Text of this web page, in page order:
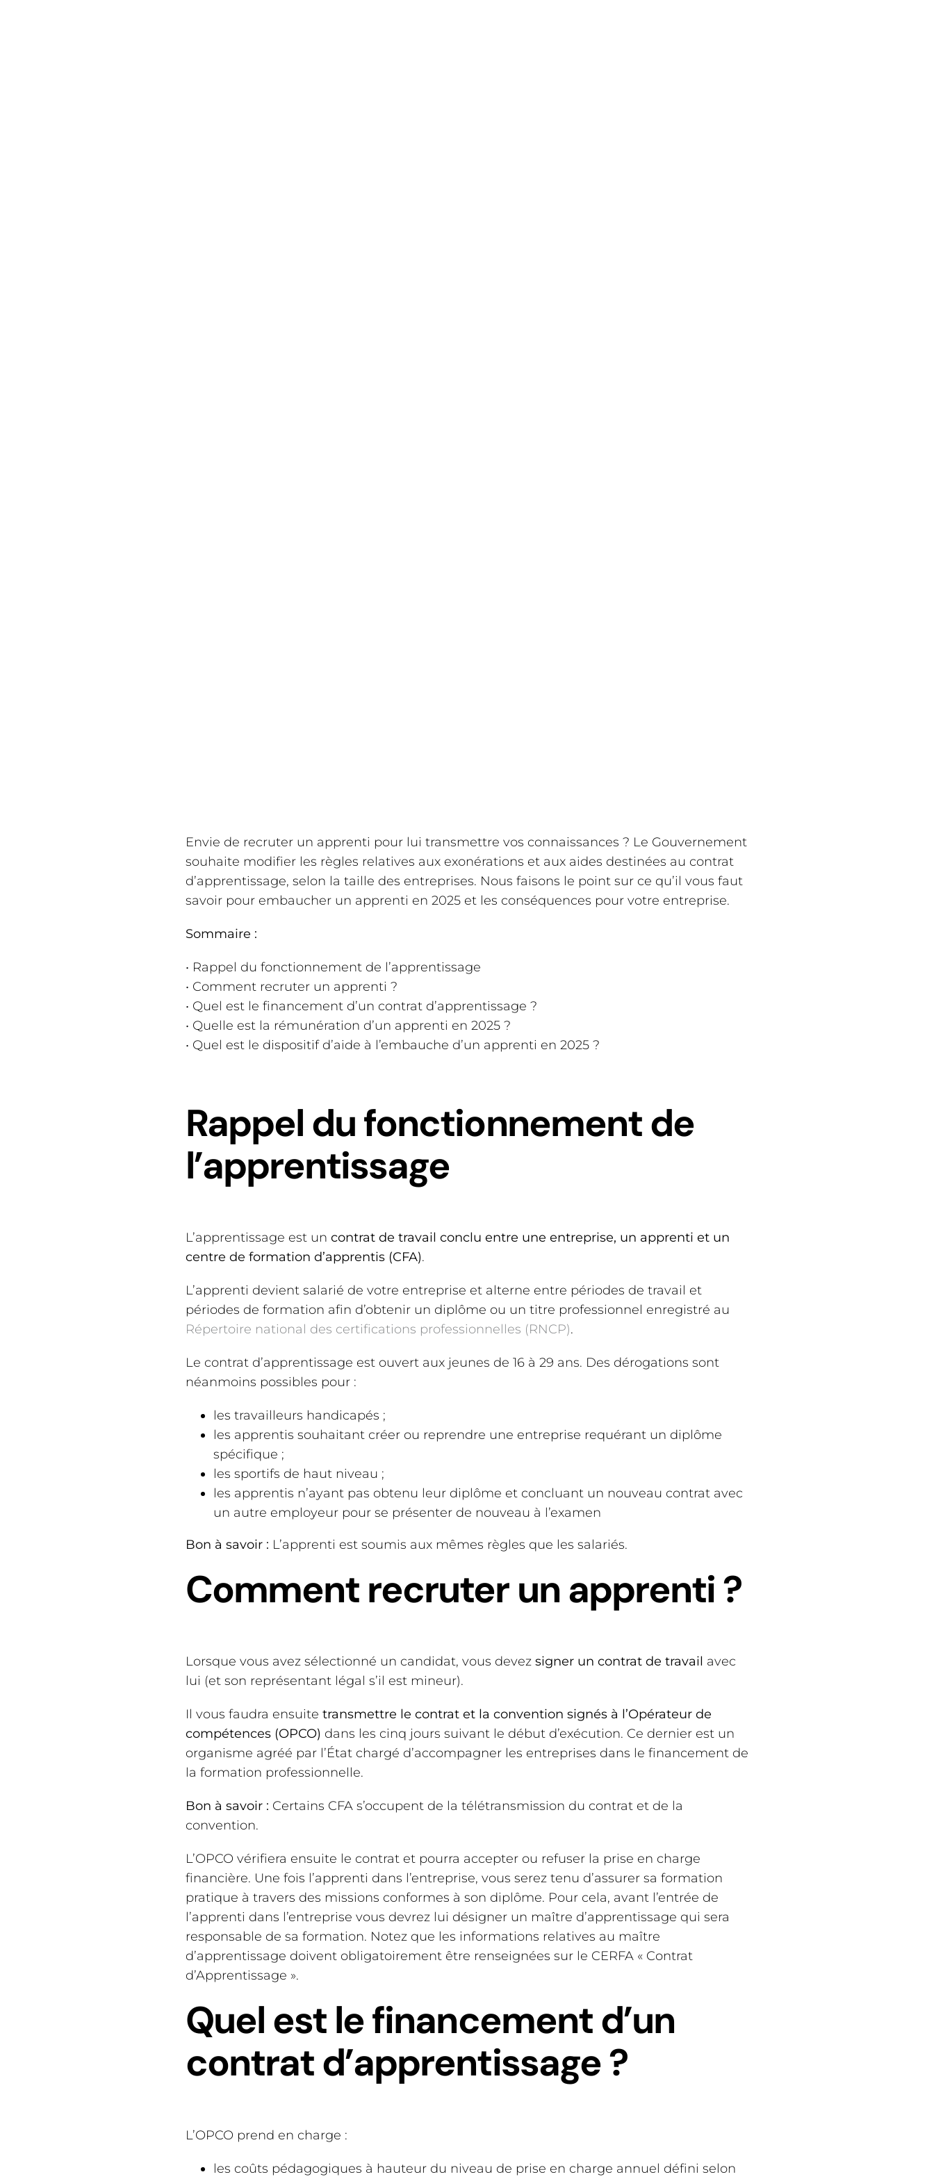
Envie de recruter un apprenti pour lui transmettre vos connaissances ? Le Gouvernement
souhaite modifier les règles relatives aux exonérations et aux aides destinées au contrat
d’apprentissage, selon la taille des entreprises. Nous faisons le point sur ce qu’il vous faut
savoir pour embaucher un apprenti en 2025 et les conséquences pour votre entreprise.
Sommaire :
• Rappel du fonctionnement de l’apprentissage
• Comment recruter un apprenti ?
• Quel est le financement d’un contrat d’apprentissage ?
• Quelle est la rémunération d’un apprenti en 2025 ?
• Quel est le dispositif d’aide à l’embauche d’un apprenti en 2025 ?
Rappel du fonctionnement de
l’apprentissage
L’apprentissage est un contrat de travail conclu entre une entreprise, un apprenti et un
centre de formation d’apprentis (CFA).
L’apprenti devient salarié de votre entreprise et alterne entre périodes de travail et
périodes de formation afin d’obtenir un diplôme ou un titre professionnel enregistré au
Répertoire national des certifications professionnelles (RNCP).
Le contrat d’apprentissage est ouvert aux jeunes de 16 à 29 ans. Des dérogations sont
néanmoins possibles pour :
les travailleurs handicapés ;
les apprentis souhaitant créer ou reprendre une entreprise requérant un diplôme
spécifique ;
les sportifs de haut niveau ;
les apprentis n’ayant pas obtenu leur diplôme et concluant un nouveau contrat avec
un autre employeur pour se présenter de nouveau à l’examen
Bon à savoir : L’apprenti est soumis aux mêmes règles que les salariés.
Comment recruter un apprenti ?
Lorsque vous avez sélectionné un candidat, vous devez signer un contrat de travail avec
lui (et son représentant légal s’il est mineur).
Il vous faudra ensuite transmettre le contrat et la convention signés à l’Opérateur de
compétences (OPCO) dans les cinq jours suivant le début d’exécution. Ce dernier est un
organisme agréé par l’État chargé d’accompagner les entreprises dans le financement de
la formation professionnelle.
Bon à savoir : Certains CFA s’occupent de la télétransmission du contrat et de la
convention.
L’OPCO vérifiera ensuite le contrat et pourra accepter ou refuser la prise en charge
financière. Une fois l’apprenti dans l’entreprise, vous serez tenu d’assurer sa formation
pratique à travers des missions conformes à son diplôme. Pour cela, avant l’entrée de
l’apprenti dans l’entreprise vous devrez lui désigner un maître d’apprentissage qui sera
responsable de sa formation. Notez que les informations relatives au maître
d’apprentissage doivent obligatoirement être renseignées sur le CERFA « Contrat
d’Apprentissage ».
Quel est le financement d’un
contrat d’apprentissage ?
L’OPCO prend en charge :
les coûts pédagogiques à hauteur du niveau de prise en charge annuel défini selon